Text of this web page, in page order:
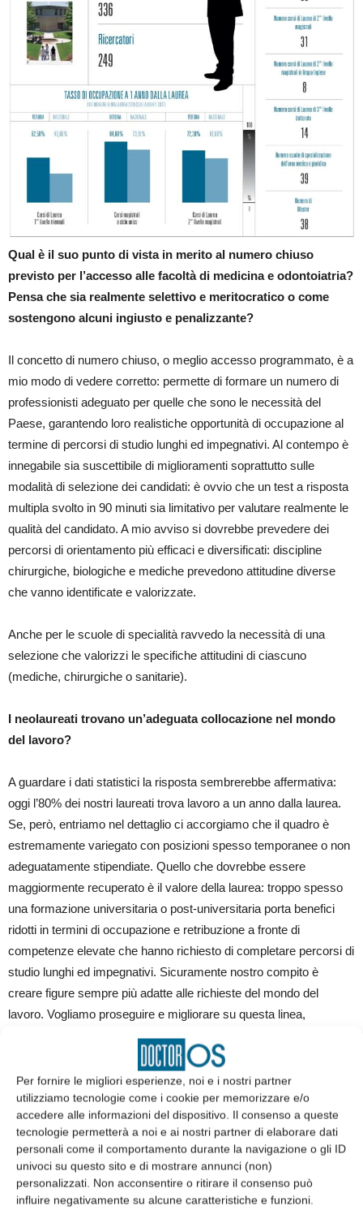
Per fornire le migliori esperienze, noi e i nostri partner
utilizziamo tecnologie come i cookie per memorizzare e/o
accedere alle informazioni del dispositivo. Il consenso a queste
tecnologie permetterà a noi e ai nostri partner di elaborare dati
personali come il comportamento durante la navigazione o gli ID
univoci su questo sito e di mostrare annunci (non)
personalizzati. Non acconsentire o ritirare il consenso può
influire negativamente su alcune caratteristiche e funzioni.
Qual è il suo punto di vista in merito al numero chiuso
previsto per l’accesso alle facoltà di medicina e odontoiatria?
Pensa che sia realmente selettivo e meritocratico o come
sostengono alcuni ingiusto e penalizzante?
Il concetto di numero chiuso, o meglio accesso programmato, è a
mio modo di vedere corretto: permette di formare un numero di
professionisti adeguato per quelle che sono le necessità del
Paese, garantendo loro realistiche opportunità di occupazione al
termine di percorsi di studio lunghi ed impegnativi. Al contempo è
innegabile sia suscettibile di miglioramenti soprattutto sulle
modalità di selezione dei candidati: è ovvio che un test a risposta
multipla svolto in 90 minuti sia limitativo per valutare realmente le
qualità del candidato. A mio avviso si dovrebbe prevedere dei
percorsi di orientamento più efficaci e diversificati: discipline
chirurgiche, biologiche e mediche prevedono attitudine diverse
che vanno identificate e valorizzate.
Anche per le scuole di specialità ravvedo la necessità di una
selezione che valorizzi le specifiche attitudini di ciascuno
(mediche, chirurgiche o sanitarie).
I neolaureati trovano un’adeguata collocazione nel mondo
del lavoro?
A guardare i dati statistici la risposta sembrerebbe affermativa:
oggi l’80% dei nostri laureati trova lavoro a un anno dalla laurea.
Se, però, entriamo nel dettaglio ci accorgiamo che il quadro è
estremamente variegato con posizioni spesso temporanee o non
adeguatamente stipendiate. Quello che dovrebbe essere
maggiormente recuperato è il valore della laurea: troppo spesso
una formazione universitaria o post-universitaria porta benefici
ridotti in termini di occupazione e retribuzione a fronte di
competenze elevate che hanno richiesto di completare percorsi di
studio lunghi ed impegnativi. Sicuramente nostro compito è
creare figure sempre più adatte alle richieste del mondo del
lavoro. Vogliamo proseguire e migliorare su questa linea,
formando informatici che siano consapevoli dei rischi e
dell’impatto delle tecnologie che sviluppano, giuristi che sappiano
cogliere le nuove sfide, economisti che riescano a comprendere
la complessità del mondo globalizzato. Vogliamo formare medici
competenti che riescano a fare scelte consapevoli nell’interesse
del paziente, insegnanti innovativi, umanisti capaci di affrontare le
sfide della contemporaneità senza dimenticare poi le molteplici
figure altamente professionalizzanti (Infermieri, fisioterapisti,
biologi e tecnici) che i nostri corsi triennali formano.